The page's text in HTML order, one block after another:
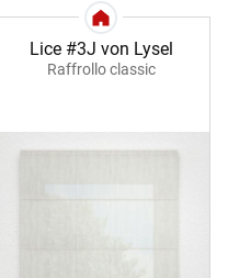
Lice #3J von Lysel
Raffrollo classic